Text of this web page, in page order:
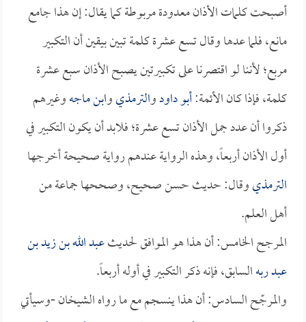
أصبحت كلمات الأذان معدودة مربوطة كما يقال: إن هذا جامع
مانع، فلما عدها وقال تسع عشرة كلمة تبين بيقين أن التكبير
مربع؛ لأننا لو اقتصرنا على تكبيرتين يصبح الأذان سبع عشرة
كلمة، فإذا كان الأئمة:أبو داودوالترمذيوابن ماجهوغيرهم
ذكروا أن عدد جمل الأذان تسع عشرة؛ فلابد أن يكون التكبير في
أول الأذان أربعاً، وهذه الرواية عندهم رواية صحيحة أخرجها
الترمذيوقال: حديث حسن صحيح، وصححها جماعة من
أهل العلم.
المرجح الخامس: أن هذا هو الموافق لحديثعبد الله بن زيد بن
عبد ربهالسابق، فإنه ذكر التكبير في أوله أربعاً.
والمرجّح السادس: أن هذا ينسجم مع ما رواه الشيخان -وسيأتي